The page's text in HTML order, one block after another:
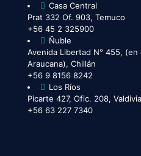
Casa Central
Prat 332 Of. 903, Temuco
+56 45 2 325900
Ñuble
Avenida Libertad N° 455, (en
Araucana), Chillán
+56 9 8156 8242
Los Ríos
Picarte 427, Ofic. 208, Valdivia
+56 63 227 7340